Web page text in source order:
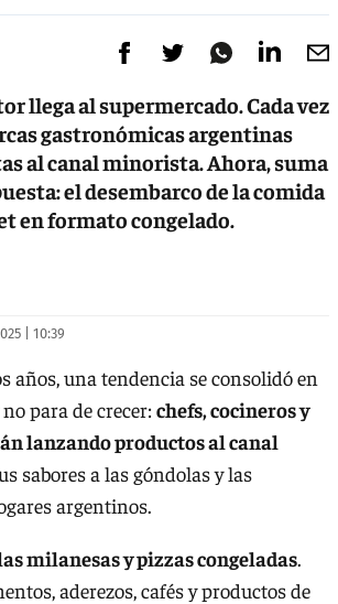
llega al supermercado. Cada vez
gastronómicas argentinas
al canal minorista. Ahora, suma
el desembarco de la comida
en formato congelado.
| 10:39
años, una tendencia se consolidó en
para de crecer:chefs, cocineros y
lanzando productos al canal
sabores a las góndolas y las
argentinos.
milanesas y pizzas congeladas.
aderezos, cafés y productos de